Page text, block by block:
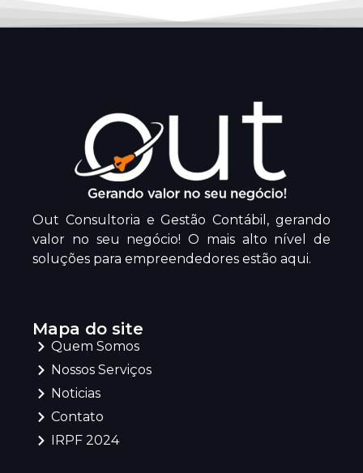
Out Consultoria e Gestão Contábil, gerando
valor no seu negócio! O mais alto nível de
soluções para empreendedores estão aqui.
Mapa do site
Quem Somos
Nossos Serviços
Noticias
Contato
IRPF 2024